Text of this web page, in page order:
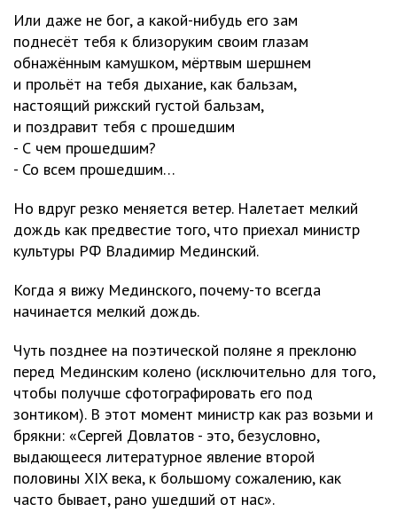
Или даже не бог, а какой-нибудь его зам
поднесёт тебя к близоруким своим глазам
обнажённым камушком, мёртвым шершнем
и прольёт на тебя дыхание, как бальзам,
настоящий рижский густой бальзам,
и поздравит тебя с прошедшим
- С чем прошедшим?
- Со всем прошедшим…
Но вдруг резко меняется ветер. Налетает мелкий
дождь как предвестие того, что приехал министр
культуры РФ Владимир Мединский.
Когда я вижу Мединского, почему-то всегда
начинается мелкий дождь.
Чуть позднее на поэтической поляне я преклоню
перед Мединским колено (исключительно для того,
чтобы получше сфотографировать его под
зонтиком). В этот момент министр как раз возьми и
брякни: «Сергей Довлатов - это, безусловно,
выдающееся литературное явление второй
половины XIX века, к большому сожалению, как
часто бывает, рано ушедший от нас».